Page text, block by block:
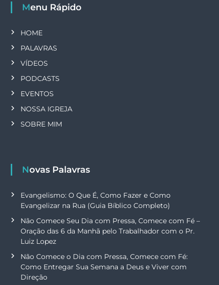
Menu Rápido
HOME
PALAVRAS
VÍDEOS
PODCASTS
EVENTOS
NOSSA IGREJA
SOBRE MIM
Novas Palavras
Evangelismo: O Que É, Como Fazer e Como
Evangelizar na Rua (Guia Bíblico Completo)
Não Comece Seu Dia com Pressa, Comece com Fé –
Oração das 6 da Manhã pelo Trabalhador com o Pr.
Luiz Lopez
Não Comece o Dia com Pressa, Comece com Fé:
Como Entregar Sua Semana a Deus e Viver com
Direção